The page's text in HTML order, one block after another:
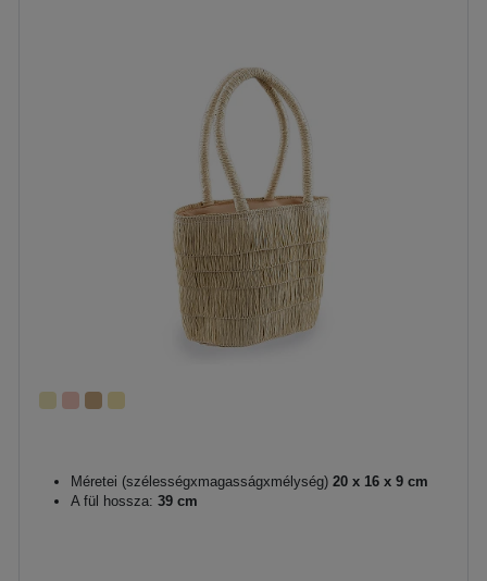
Méretei (szélességxmagasságxmélység) 20 x 16 x 9 cm
A fül hossza: 39 cm